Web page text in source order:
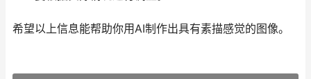
希望以上信息能帮助你用AI制作出具有素描感觉的图像。